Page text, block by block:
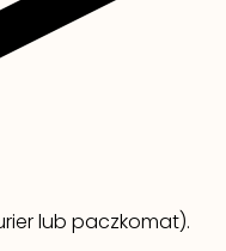
lub paczkomat).